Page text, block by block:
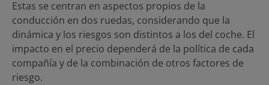
Estas se centran en aspectos propios de la
conducción en dos ruedas, considerando que la
dinámica y los riesgos son distintos a los del coche. El
impacto en el precio dependerá de la política de cada
compañía y de la combinación de otros factores de
riesgo.